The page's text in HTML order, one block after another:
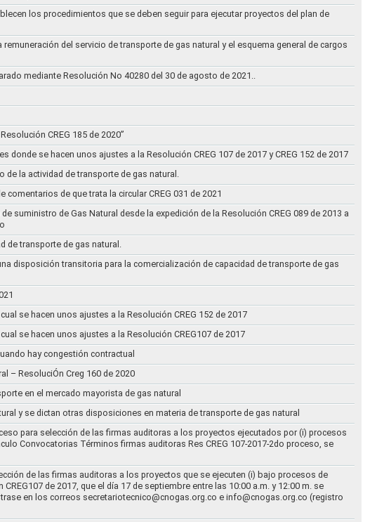
los procedimientos que se deben seguir para ejecutar proyectos del plan de
del servicio de transporte de gas natural y el esquema general de cargos
mediante Resolución No 40280 del 30 de agosto de 2021..
CREG 185 de 2020”
se hacen unos ajustes a la Resolución CREG 107 de 2017 y CREG 152 de 2017
la actividad de transporte de gas natural.
comentarios de que trata la circular CREG 031 de 2021
suministro de Gas Natural desde la expedición de la Resolución CREG 089 de 2013 a
de transporte de gas natural.
disposición transitoria para la comercialización de capacidad de transporte de gas
se hacen unos ajustes a la Resolución CREG 152 de 2017
se hacen unos ajustes a la Resolución CREG107 de 2017
hay congestión contractual
– ResoluciÓn Creg 160 de 2020
en el mercado mayorista de gas natural
y se dictan otras disposiciones en materia de transporte de gas natural
para selección de las firmas auditoras a los proyectos ejecutados por (i) procesos
Convocatorias Términos firmas auditoras Res CREG 107-2017-2do proceso, se
de las firmas auditoras a los proyectos que se ejecuten (i) bajo procesos de
de 2017, que el día 17 de septiembre entre las 10:00 a.m. y 12:00 m. se
en los correos secretariotecnico@cnogas.org.co e info@cnogas.org.co (registro